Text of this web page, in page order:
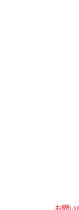
お問い